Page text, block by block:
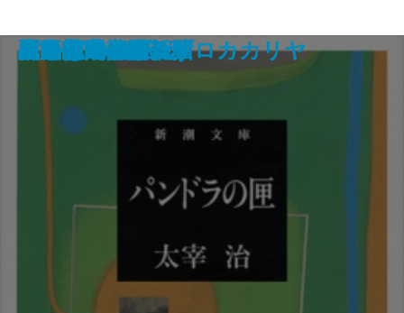
ちいさこべ
ブンとフン
新ハムレット
星への旅
沈黙の春
リチャード三世
Dの複合
ほら男爵 現代の冒険
深川安楽亭
虐げられた人びと
パンドラの匣
出発は遂に訪れず
黒の様式
長距離走者の孤独
松風の門
ことばの歳時記
死の家の記録
水中都市・デンドロカカリヤ
夏の花・心願の国
メルヒェン